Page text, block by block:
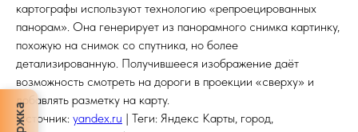
картографы используют технологию «репроецированных
панорам»‎. Она генерирует из панорамного снимка картинку,
похожую на снимок со спутника, но более
детализированную. Получившееся изображение даёт
возможность смотреть на дороги в проекции «сверху» и
добавлять разметку на карту.
Источник: yandex.ru | Теги: Яндекс Карты, город,